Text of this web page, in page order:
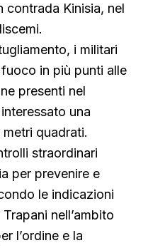
contrada Kinisia, nel
i militari
in più punti alle
presenti nel
una
quadrati.
straordinari
per prevenire e
le indicazioni
nell’ambito
l’ordine e la